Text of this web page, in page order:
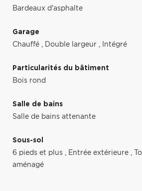
Bardeaux d'asphalte
Garage
Chauffé , Double largeur , Intégré
Particularités du bâtiment
Bois rond
Salle de bains
Salle de bains attenante
Sous-sol
6 pieds et plus , Entrée extérieure ,
aménagé